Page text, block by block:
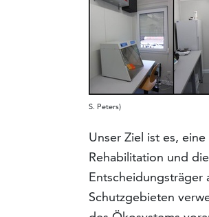
S. Peters)
Unser Ziel ist es,
Rehabilitation und
Entscheidungsträger
Schutzgebieten